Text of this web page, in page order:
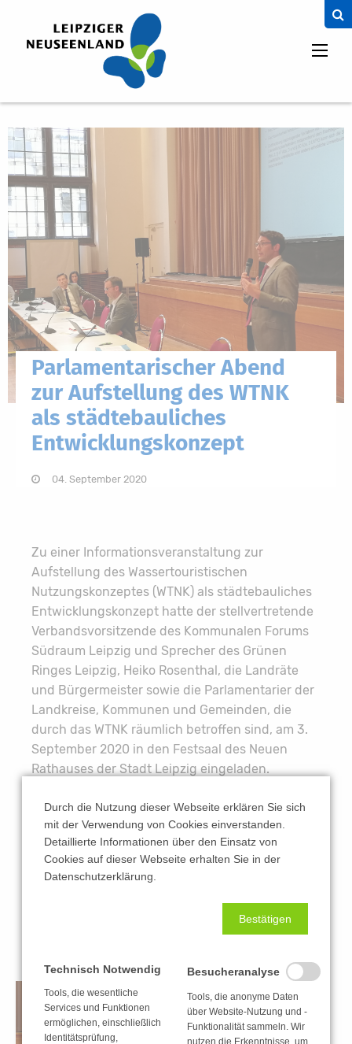
Parlamentarischer Abend
zur Aufstellung des WTNK
als städtebauliches
Entwicklungskonzept
04. September 2020
Zu einer Informationsveranstaltung zur
Aufstellung des Wassertouristischen
Nutzungskonzeptes (WTNK) als städtebauliches
Entwicklungskonzept hatte der stellvertretende
Verbandsvorsitzende des Kommunalen Forums
Südraum Leipzig und Sprecher des Grünen
Ringes Leipzig, Heiko Rosenthal, die Landräte
und Bürgermeister sowie die Parlamentarier der
Landkreise, Kommunen und Gemeinden, die
durch das WTNK räumlich betroffen sind, am 3.
September 2020 in den Festsaal des Neuen
Rathauses der Stadt Leipzig eingeladen.
Gemeinsam mit dem für die WTNK-
Fortschreibung beauftragten Planungsbüro
Bosch & Partner GmbH und der
Rechtsanwaltskanzlei Füßer & Kollegen
informierte Herr Rosenthal die Anwesenden über
den aktuellen Sachstand bei der inhaltlichen
Fortschreibung sowie über eine rechtliche
Einordnung des WTNK als städtebauliches
Durch die Nutzung dieser Webseite erklären Sie sich
mit der Verwendung von Cookies einverstanden.
Detaillierte Informationen über den Einsatz von
Cookies auf dieser Webseite erhalten Sie in der
Datenschutzerklärung.
Bestätigen
Technisch Notwendig
Tools, die wesentliche
Services und Funktionen
ermöglichen, einschließlich
Identitätsprüfung,
Besucheranalyse
Tools, die anonyme Daten
über Website-Nutzung und -
Funktionalität sammeln. Wir
nutzen die Erkenntnisse, um